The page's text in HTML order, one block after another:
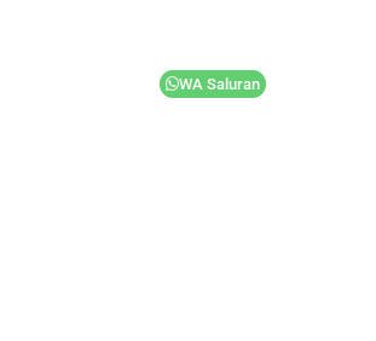
WA Saluran